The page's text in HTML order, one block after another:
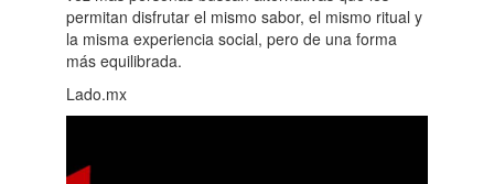
permitan disfrutar el mismo sabor, el mismo ritual y
la misma experiencia social, pero de una forma
más equilibrada.
Lado.mx